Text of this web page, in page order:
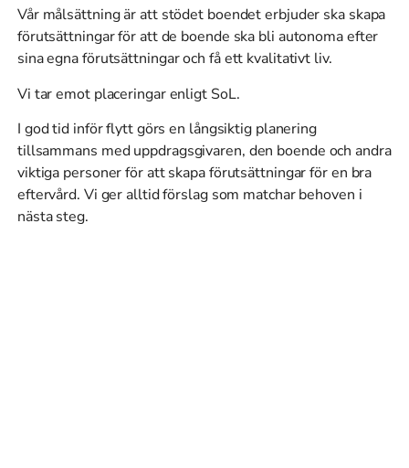
Vår målsättning är att stödet boendet erbjuder ska skapa
förutsättningar för att de boende ska bli autonoma efter
sina egna förutsättningar och få ett kvalitativt liv.
Vi tar emot placeringar enligt SoL.
I god tid inför flytt görs en långsiktig planering
tillsammans med uppdragsgivaren, den boende och andra
viktiga personer för att skapa förutsättningar för en bra
eftervård. Vi ger alltid förslag som matchar behoven i
nästa steg.